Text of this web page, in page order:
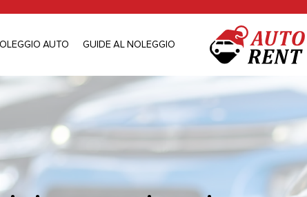
GUIDE AL NOLEGGIO
AUTO